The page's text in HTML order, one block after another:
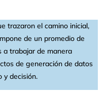
trazaron el camino inicial,
de un promedio de
a trabajar de manera
de generación de datos
y decisión.